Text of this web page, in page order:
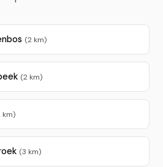
(2 km)
(2 km)
km)
(3 km)